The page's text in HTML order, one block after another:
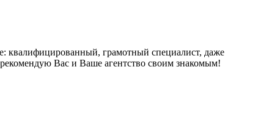
квалифицированный, грамотный специалист, даже
Вас и Ваше агентство своим знакомым!